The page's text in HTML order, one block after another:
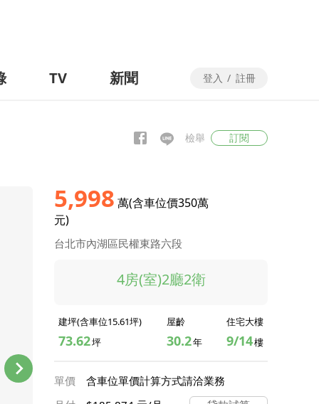
TV 新聞 登入 / 註冊
檢舉 訂閱
5,998 萬(含車位價350萬
元)
台北市內湖區民權東路六段
4房(室)2廳2衛
建坪(含車位15.61坪)
73.62坪
屋齡
30.2年
住宅大樓
9/14樓
單價
含車位單價計算方式請洽業務